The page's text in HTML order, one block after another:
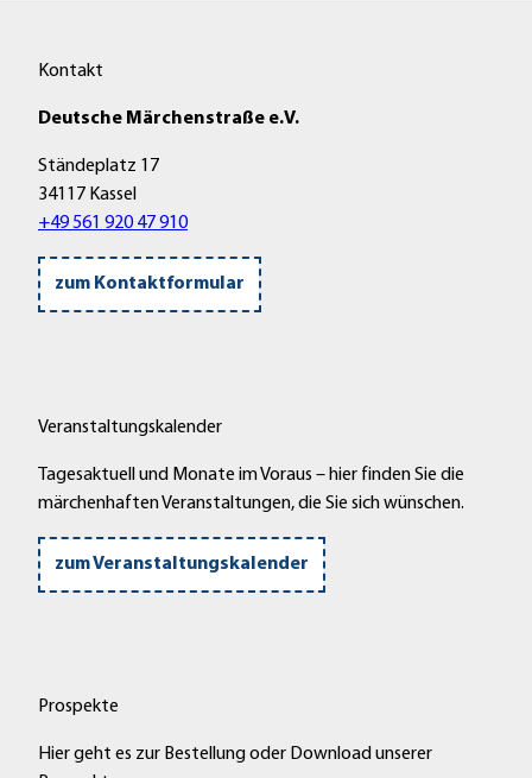
Kontakt
Deutsche Märchenstraße e.V.
Ständeplatz 17
34117 Kassel
+49 561 920 47 910
zum Kontaktformular
Veranstaltungskalender
Tagesaktuell und Monate im Voraus – hier finden Sie die
märchenhaften Veranstaltungen, die Sie sich wünschen.
zum Veranstaltungskalender
Prospekte
Hier geht es zur Bestellung oder Download unserer